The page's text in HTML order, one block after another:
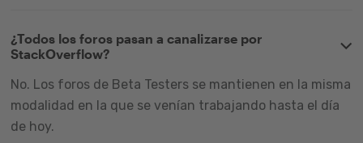
¿Todos los foros pasan a canalizarse por
StackOverflow?
No. Los foros de Beta Testers se mantienen en la misma
modalidad en la que se venían trabajando hasta el día
de hoy.